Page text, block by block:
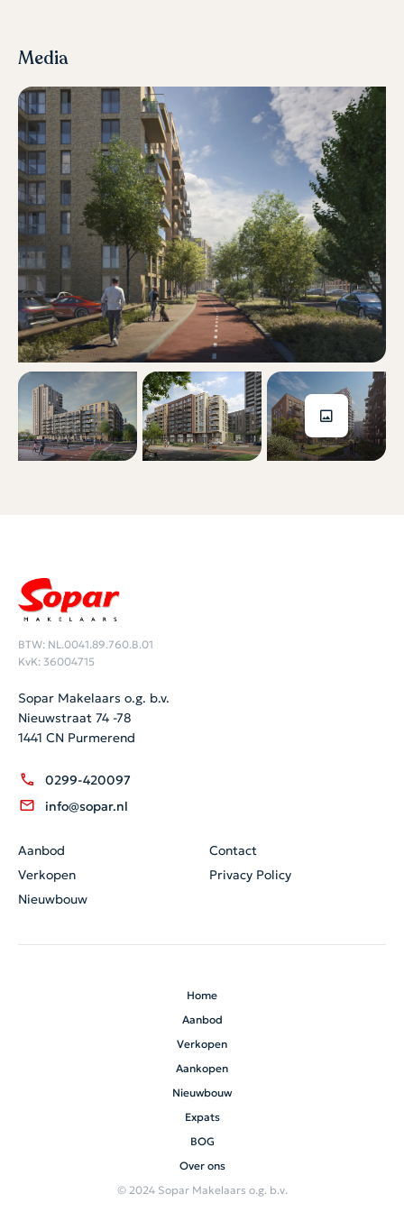
Media
BTW: NL.0041.89.760.B.01
KvK: 36004715
Sopar Makelaars o.g. b.v.
Nieuwstraat 74 -78
1441 CN Purmerend
0299-420097
info@sopar.nl
Aanbod
Verkopen
Nieuwbouw
Contact
Privacy Policy
Home
Aanbod
Verkopen
Aankopen
Nieuwbouw
Expats
BOG
Over ons
© 2024 Sopar Makelaars o.g. b.v.